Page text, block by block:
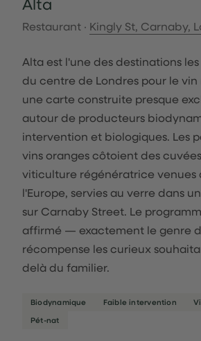
Restaurant · Kingly St, Carnaby,
Alta est l'une des destinations
du centre de Londres pour le
une carte construite presque
autour de producteurs
intervention et biologiques. Les
vins oranges côtoient des
viticulture régénératrice venues
l'Europe, servies au verre dans
sur Carnaby Street. Le
affirmé — exactement le genre
récompense les curieux
delà du familier.
Biodynamique Faible intervention
Pét-nat